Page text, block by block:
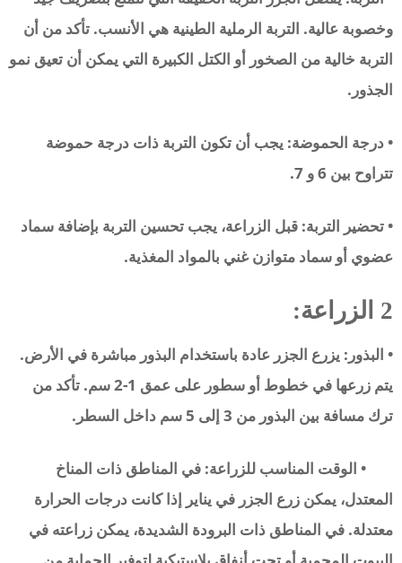
وخصوبة عالية. التربة الرملية الطينية هي الأنسب. تأكد من أن
التربة خالية من الصخور أو الكتل الكبيرة التي يمكن أن تعيق نمو
الجذور.
• درجة الحموضة: يجب أن تكون التربة ذات درجة حموضة
تتراوح بين 6 و 7.
• تحضير التربة: قبل الزراعة، يجب تحسين التربة بإضافة سماد
عضوي أو سماد متوازن غني بالمواد المغذية.
2 الزراعة:
• البذور: يزرع الجزر عادة باستخدام البذور مباشرة في الأرض.
يتم زرعها في خطوط أو سطور على عمق 1-2 سم. تأكد من
ترك مسافة بين البذور من 3 إلى 5 سم داخل السطر.
• الوقت المناسب للزراعة: في المناطق ذات المناخ
المعتدل، يمكن زرع الجزر في يناير إذا كانت درجات الحرارة
معتدلة. في المناطق ذات البرودة الشديدة، يمكن زراعته في